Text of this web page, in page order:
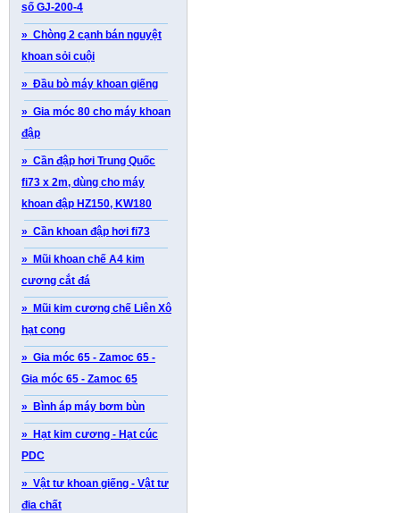
số GJ-200-4
» Chòng 2 cạnh bán nguyệt
khoan sỏi cuội
» Đầu bò máy khoan giếng
» Gia móc 80 cho máy khoan
đập
» Cần đập hơi Trung Quốc
fi73 x 2m, dùng cho máy
khoan đập HZ150, KW180
» Cần khoan đập hơi fi73
» Mũi khoan chế A4 kim
cương cắt đá
» Mũi kim cương chế Liên Xô
hạt cong
» Gia móc 65 - Zamoc 65 -
Gia móc 65 - Zamoc 65
» Bình áp máy bơm bùn
» Hạt kim cương - Hạt cúc
PDC
» Vật tư khoan giếng - Vật tư
đia chất